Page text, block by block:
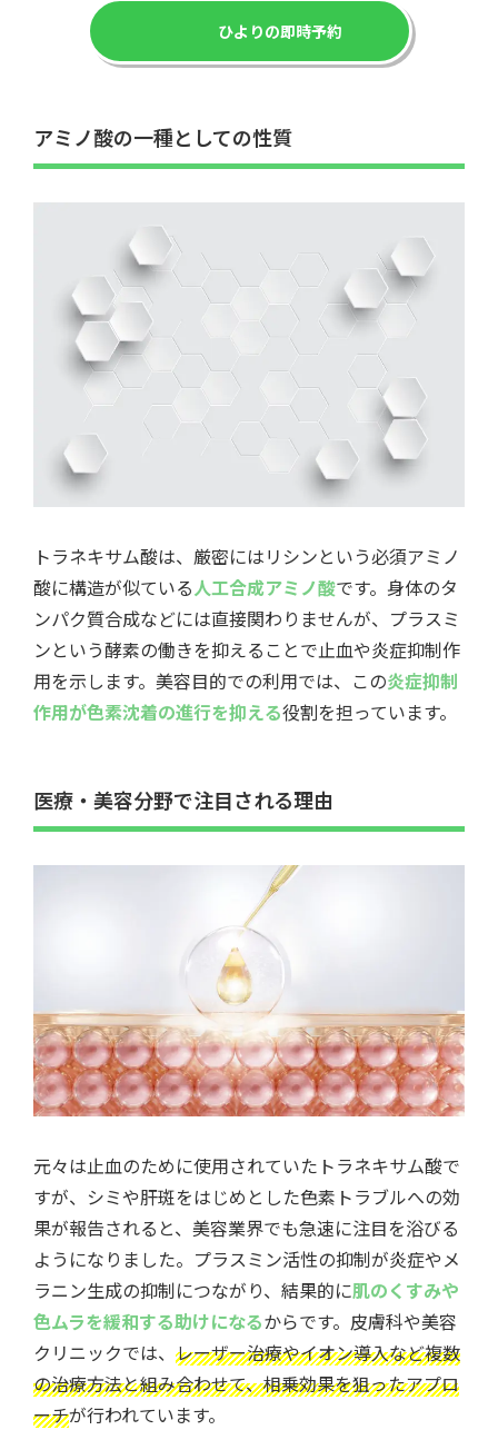
ひよりの即時予約
アミノ酸の一種としての性質
トラネキサム酸は、厳密にはリシンという必須アミノ
酸に構造が似ている人工合成アミノ酸です。身体のタ
ンパク質合成などには直接関わりませんが、プラスミ
ンという酵素の働きを抑えることで止血や炎症抑制作
用を示します。美容目的での利用では、この炎症抑制
作用が色素沈着の進行を抑える役割を担っています。
医療・美容分野で注目される理由
元々は止血のために使用されていたトラネキサム酸で
すが、シミや肝斑をはじめとした色素トラブルへの効
果が報告されると、美容業界でも急速に注目を浴びる
ようになりました。プラスミン活性の抑制が炎症やメ
ラニン生成の抑制につながり、結果的に肌のくすみや
色ムラを緩和する助けになるからです。皮膚科や美容
クリニックでは、 レーザー治療やイオン導入など複数
の治療方法と組み合わせて、相乗効果を狙ったアプロ
ーチが行われています。